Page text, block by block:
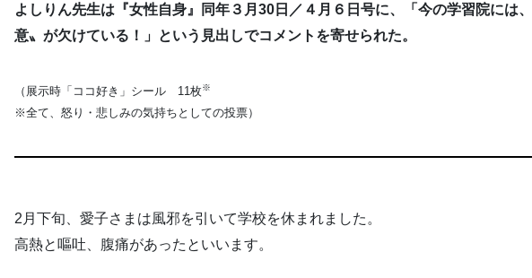
よしりん先生は『女性自身』同年３月30日／４月６日号に、「今の学習院には
意〟が欠けている！」という見出しでコメントを寄せられた。
（展示時「ココ好き」シール 11枚※
※全て、怒り・悲しみの気持ちとしての投票）
2月下旬、愛子さまは風邪を引いて学校を休まれました。
高熱と嘔吐、腹痛があったといいます。